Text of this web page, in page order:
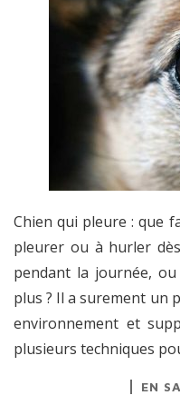
Chien qui pleure : que
pleurer ou à hurler
pendant la journée,
plus ? Il a surement un
environnement et
plusieurs techniques
EN